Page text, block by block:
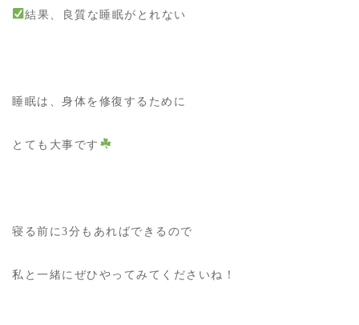
結果、良質な睡眠がとれない
睡眠は、身体を修復するために
とても大事です
寝る前に3分もあればできるので
私と一緒にぜひやってみてくださいね！